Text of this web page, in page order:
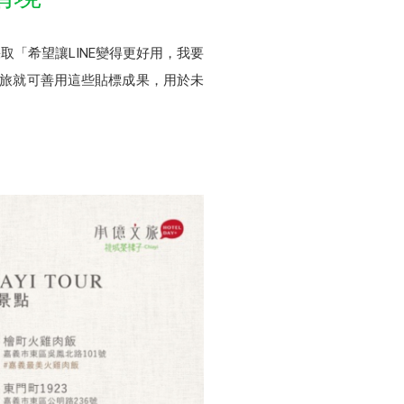
「希望讓LINE變得更好用，我要
就可善用這些貼標成果，用於未